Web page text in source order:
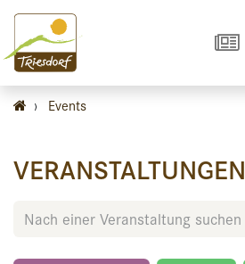
› Events
VERANSTALTUNGEN